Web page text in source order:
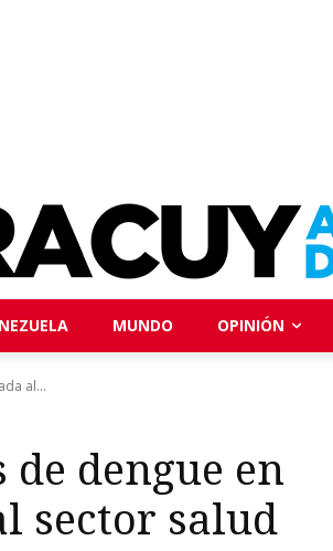
MUNDO OPINIÓN
al...
dengue en
sector salud